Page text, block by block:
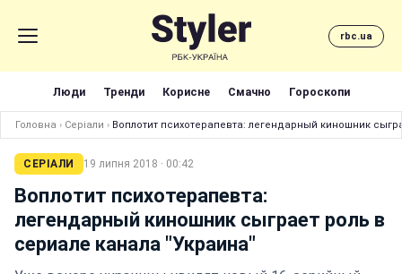
rbc.ua
Люди Тренди Корисне Смачно Гороскопи
Головна › Серіали › Воплотит психотерапевта: легендарный киношник
СЕРІАЛИ 19 липня 2018 · 00:42
Воплотит психотерапевта:
легендарный киношник сыграет роль в
сериале канала "Украина"